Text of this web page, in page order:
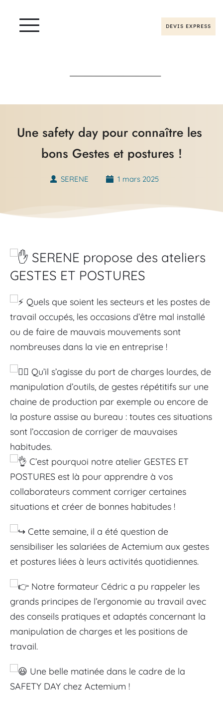
DEVIS EXPRESS
Une safety day pour connaître les
bons Gestes et postures !
SERENE 1 mars 2025
SERENE propose des ateliers
GESTES ET POSTURES
Quels que soient les secteurs et les postes de
travail occupés, les occasions d’être mal installé
ou de faire de mauvais mouvements sont
nombreuses dans la vie en entreprise !
Qu’il s’agisse du port de charges lourdes, de
manipulation d’outils, de gestes répétitifs sur une
chaine de production par exemple ou encore de
la posture assise au bureau : toutes ces situations
sont l’occasion de corriger de mauvaises
habitudes.
C’est pourquoi notre atelier GESTES ET
POSTURES est là pour apprendre à vos
collaborateurs comment corriger certaines
situations et créer de bonnes habitudes !
Cette semaine, il a été question de
sensibiliser les salariées de Actemium aux gestes
et postures liées à leurs activités quotidiennes.
Notre formateur Cédric a pu rappeler les
grands principes de l’ergonomie au travail avec
des conseils pratiques et adaptés concernant la
manipulation de charges et les positions de
travail.
Une belle matinée dans le cadre de la
SAFETY DAY chez Actemium !